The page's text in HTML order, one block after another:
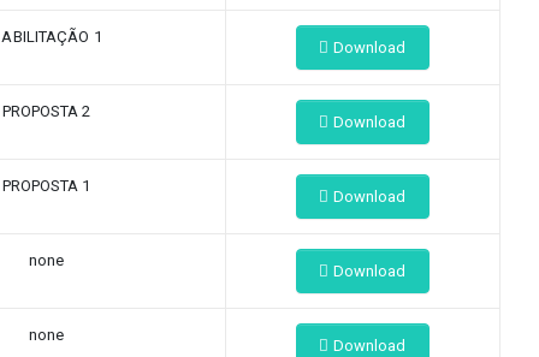
1
Download
PROPOSTA 2
Download
PROPOSTA 1
Download
none
Download
none
Download